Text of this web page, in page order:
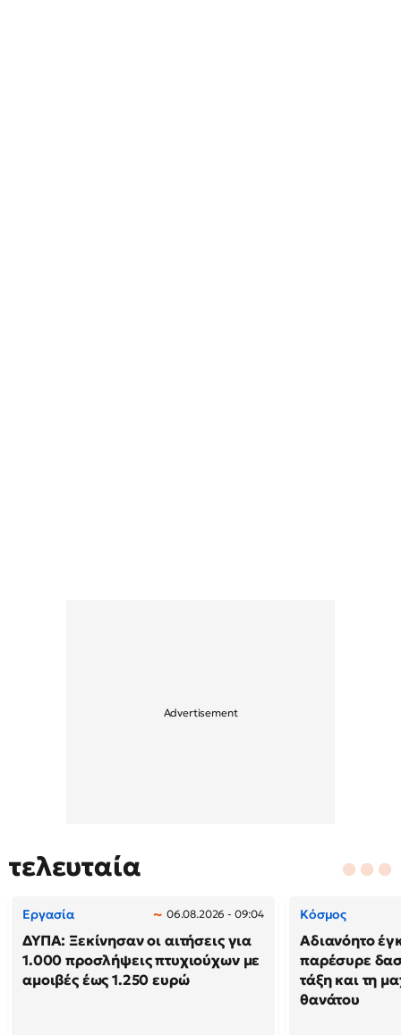
τελευταία
Εργασία 06.08.2026 - 09:04
ΔΥΠΑ: Ξεκίνησαν οι αιτήσεις για
1.000 προσλήψεις πτυχιούχων με
αμοιβές έως 1.250 ευρώ
Κόσμος
Αδιανόητο
παρέσυρε
τάξη και τη
θανάτου